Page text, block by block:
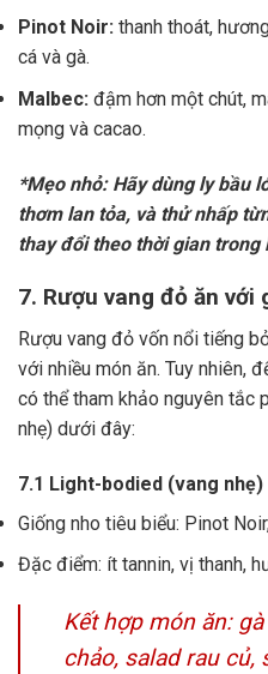
Pinot Noir: thanh thoát,
cá và gà.
Malbec: đậm hơn một chút,
mọng và cacao.
*Mẹo nhỏ: Hãy dùng ly bầu
thơm lan tỏa, và thử nhấp
thay đổi theo thời gian trong
7. Rượu vang đỏ ăn với
Rượu vang đỏ vốn nổi tiếng
với nhiều món ăn. Tuy nhiên,
có thể tham khảo nguyên tắc
nhẹ) dưới đây:
7.1 Light-bodied (vang nhẹ)
Giống nho tiêu biểu: Pinot
Đặc điểm: ít tannin, vị thanh,
Kết hợp món ăn:
chảo, salad rau củ,